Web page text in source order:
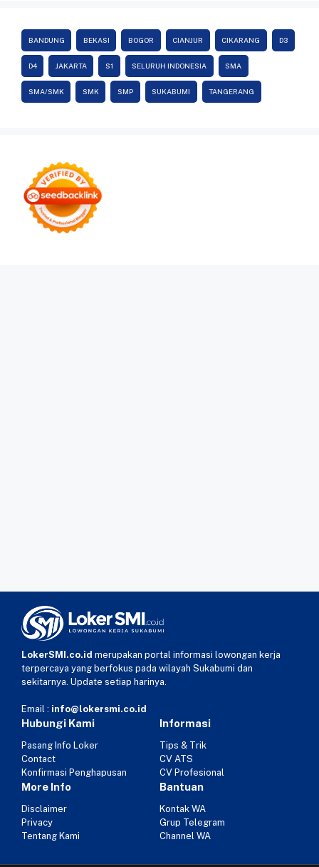
BANDUNG BEKASI BOGOR CIANJUR CIKARANG D3
D4 JAKARTA S1 SELURUH INDONESIA SMA
SMA/SMK SMK SMP SUKABUMI TANGERANG
LokerSMI.co.id merupakan portal informasi lowongan kerja
terpercaya yang berfokus pada wilayah Sukabumi dan
sekitarnya. Update setiap harinya.
Email : info@lokersmi.co.id
Hubungi Kami
Pasang Info Loker
Contact
Konfirmasi Penghapusan
Informasi
Tips & Trik
CV ATS
CV Profesional
More Info
Disclaimer
Privacy
Tentang Kami
Bantuan
Kontak WA
Grup Telegram
Channel WA